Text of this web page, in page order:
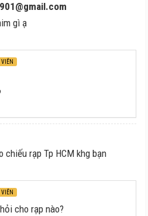
gì ạ
chiếu rạp Tp HCM khg bạn
cho rạp nào?